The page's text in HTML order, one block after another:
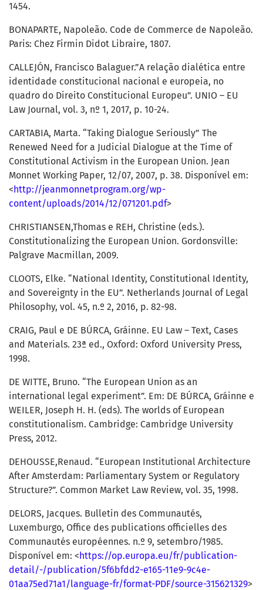
1454.
BONAPARTE, Napoleão. Code de Commerce de Napoleão.
Paris: Chez Firmin Didot Libraire, 1807.
CALLEJÓN, Francisco Balaguer.”A relação dialética entre
identidade constitucional nacional e europeia, no
quadro do Direito Constitucional Europeu”. UNIO – EU
Law Journal, vol. 3, nº 1, 2017, p. 10-24.
CARTABIA, Marta. “Taking Dialogue Seriously” The
Renewed Need for a Judicial Dialogue at the Time of
Constitutional Activism in the European Union. Jean
Monnet Working Paper, 12/07, 2007, p. 38. Disponível em:
< http://jeanmonnetprogram.org/wp-
content/uploads/2014/12/071201.pdf>
CHRISTIANSEN,Thomas e REH, Christine (eds.).
Constitutionalizing the European Union. Gordonsville:
Palgrave Macmillan, 2009.
CLOOTS, Elke. “National Identity, Constitutional Identity,
and Sovereignty in the EU”. Netherlands Journal of Legal
Philosophy, vol. 45, n.º 2, 2016, p. 82-98.
CRAIG, Paul e DE BÚRCA, Gráinne. EU Law – Text, Cases
and Materials. 23ª ed., Oxford: Oxford University Press,
1998.
DE WITTE, Bruno. “The European Union as an
international legal experiment”. Em: DE BÚRCA, Gráinne e
WEILER, Joseph H. H. (eds). The worlds of European
constitutionalism. Cambridge: Cambridge University
Press, 2012.
DEHOUSSE,Renaud. “European Institutional Architecture
After Amsterdam: Parliamentary System or Regulatory
Structure?”. Common Market Law Review, vol. 35, 1998.
DELORS, Jacques. Bulletin des Communautés,
Luxemburgo, Office des publications officielles des
Communautés européennes. n.º 9, setembro/1985.
Disponível em: < https://op.europa.eu/fr/publication-
detail/-/publication/5f6bfdd2-e165-11e9-9c4e-
01aa75ed71a1/language-fr/format-PDF/source-315621329>